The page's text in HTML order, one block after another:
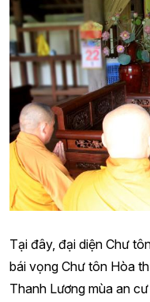
Tại đây, đại diện Chư
bái vọng Chư tôn Hòa
Thanh Lương mùa an